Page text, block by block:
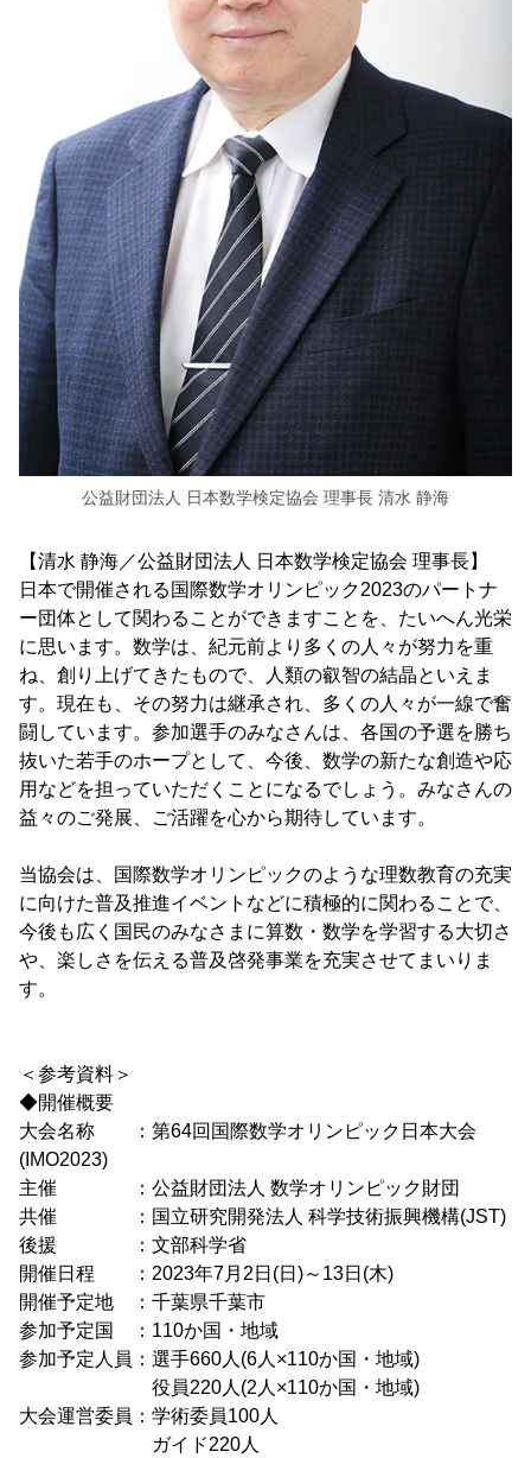
公益財団法人 日本数学検定協会 理事長 清水 静海
【清水 静海／公益財団法人 日本数学検定協会 理事長】
日本で開催される国際数学オリンピック2023のパートナ
ー団体として関わることができますことを、たいへん光栄
に思います。数学は、紀元前より多くの人々が努力を重
ね、創り上げてきたもので、人類の叡智の結晶といえま
す。現在も、その努力は継承され、多くの人々が一線で奮
闘しています。参加選手のみなさんは、各国の予選を勝ち
抜いた若手のホープとして、今後、数学の新たな創造や応
用などを担っていただくことになるでしょう。みなさんの
益々のご発展、ご活躍を心から期待しています。
当協会は、国際数学オリンピックのような理数教育の充実
に向けた普及推進イベントなどに積極的に関わることで、
今後も広く国民のみなさまに算数・数学を学習する大切さ
や、楽しさを伝える普及啓発事業を充実させてまいりま
す。
＜参考資料＞
◆開催概要
大会名称 ：第64回国際数学オリンピック日本大会
(IMO2023)
主催 ：公益財団法人 数学オリンピック財団
共催 ：国立研究開発法人 科学技術振興機構(JST)
後援 ：文部科学省
開催日程 ：2023年7月2日(日)～13日(木)
開催予定地 ：千葉県千葉市
参加予定国 ：110か国・地域
参加予定人員：選手660人(6人×110か国・地域)
役員220人(2人×110か国・地域)
大会運営委員：学術委員100人
ガイド220人